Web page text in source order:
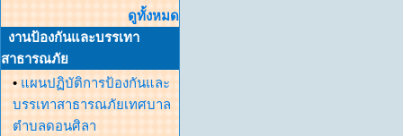
ดูทั้งหมด
งานป้องกันและบรรเทา
สาธารณภัย
• แผนปฏิบัติการป้องกันและ
บรรเทาสาธารณภัยเทศบาล
ตำบลดอนศิลา